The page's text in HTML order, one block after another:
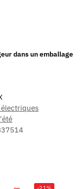
dans un emballage
électriques